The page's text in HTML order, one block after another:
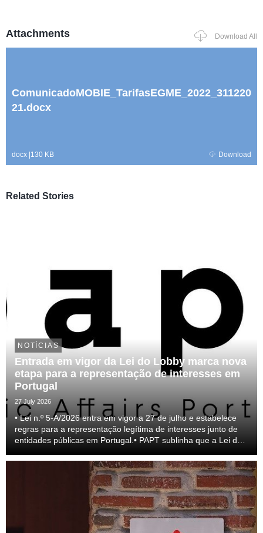
Attachments Download All
ComunicadoMOBIE_TarifasEGME_2022_311220
21.docx
docx 130 KB Download
Related Stories
NOTÍCIAS
Entrada em vigor da Lei do Lobby marca nova
etapa para a representação de interesses em
Portugal
27 July 2026
• Lei n.º 5-A/2026 entra em vigor a 27 de julho e estabelece
regras para a representação legítima de interesses junto de
entidades públicas em Portugal.• PAPT sublinha que a Lei do
do setor e para a transparên...